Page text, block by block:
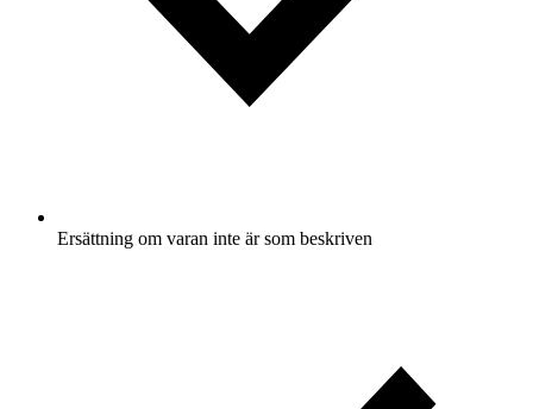
Ersättning om varan inte är som beskriven